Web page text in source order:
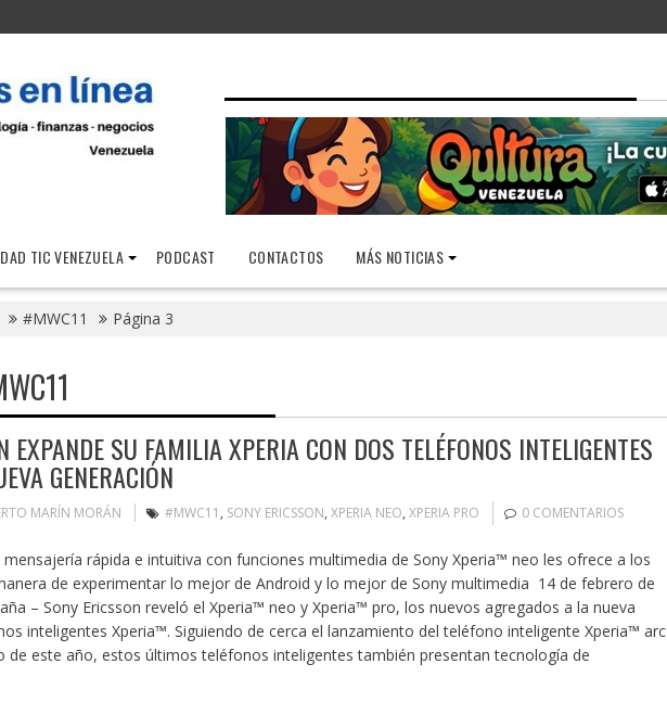
TIC VENEZUELA PODCAST CONTACTOS MÁS NOTICIAS
#MWC11 Página 3
EXPANDE SU FAMILIA XPERIA CON DOS TELÉFONOS INTELIGENTES
GENERACIÓN
MARÍN MORÁN #MWC11 , SONY ERICSSON, XPERIA NEO, XPERIA PRO 0 COMENTARIOS
rápida e intuitiva con funciones multimedia de Sony Xperia™ neo les ofrece a los
de experimentar lo mejor de Android y lo mejor de Sony multimedia 14 de febrero de
– Sony Ericsson reveló el Xperia™ neo y Xperia™ pro, los nuevos agregados a la nueva
inteligentes Xperia™. Siguiendo de cerca el lanzamiento del teléfono inteligente Xperia™ arc
de este año, estos últimos teléfonos inteligentes también presentan tecnología de